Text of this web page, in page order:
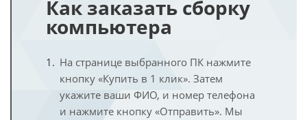
Как заказать сборку
компьютера
На странице выбранного ПК нажмите
кнопку «Купить в 1 клик». Затем
укажите ваши ФИО, и номер телефона
и нажмите кнопку «Отправить». Мы